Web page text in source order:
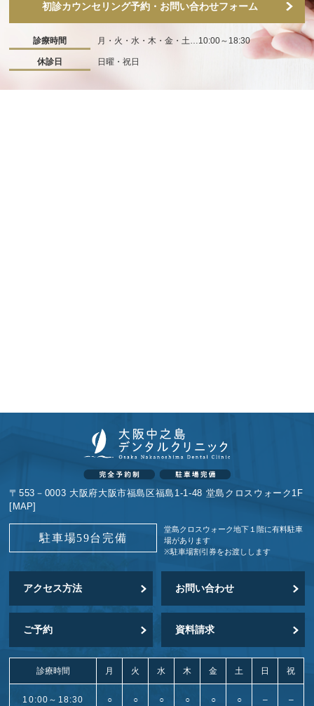
初診カウンセリング予約・お問い合わせフォーム
診療時間 月・火・水・木・金・土…10:00～18:30
休診日 日曜・祝日
〒553－0003 大阪府大阪市福島区福島1-1-48 堂島クロスウォーク1F
[ MAP]
駐車場59台完備
堂島クロスウォーク地下１階に有料駐車
場があります
※駐車場割引券をお渡しします
アクセス方法 お問い合わせ
ご予約 資料請求
診療時間 月 火 水 木 金 土 日 祝
10:00～18:30 ○ ○ ○ ○ ○ ○ – –